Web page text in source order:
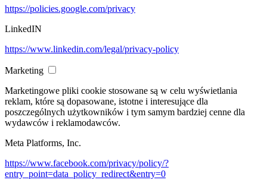
https://policies.google.com/privacy
LinkedIN
https://www.linkedin.com/legal/privacy-policy
Marketing
Marketingowe pliki cookie stosowane są w celu wyświetlania
reklam, które są dopasowane, istotne i interesujące dla
poszczególnych użytkowników i tym samym bardziej cenne dla
wydawców i reklamodawców.
Meta Platforms, Inc.
https://www.facebook.com/privacy/policy/?
entry_point=data_policy_redirect&entry=0